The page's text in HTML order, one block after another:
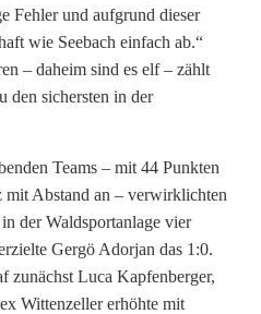
Fehler und aufgrund dieser
wie Seebach einfach ab.“
– daheim sind es elf – zählt
den sichersten in der
Teams – mit 44 Punkten
mit Abstand an – verwirklichten
der Waldsportanlage vier
Gergö Adorjan das 1:0.
zunächst Luca Kapfenberger,
Wittenzeller erhöhte mit